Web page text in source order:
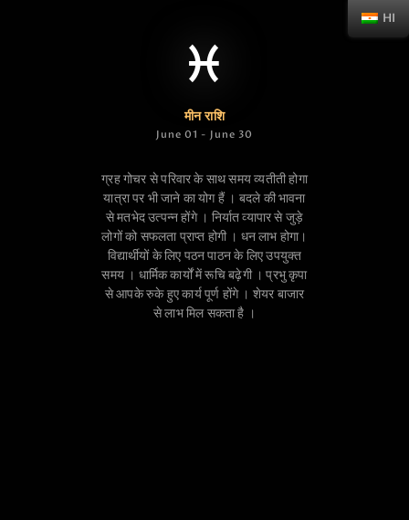
मीन राशि
June 01 - June 30
ग्रह गोचर से परिवार के साथ समय व्यतीती होगा
यात्रा पर भी जाने का योग हैं । बदले की भावना
से मतभेद उत्पन्न होंगे । निर्यात व्यापार से जुड़े
लोगों को सफलता प्राप्त होगी । धन लाभ होगा।
विद्यार्थीयों के लिए पठन पाठन के लिए उपयुक्त
समय । धार्मिक कार्यों में रूचि बढ़ेगी । प्रभु कृपा
से आपके रुके हुए कार्य पूर्ण होंगे । शेयर बाजार
से लाभ मिल सकता है ।
HI